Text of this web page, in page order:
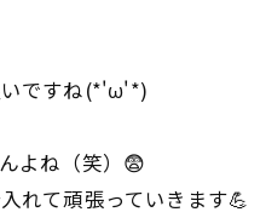
いですね(*'ω'*)
よね（笑）😨
れて頑張っていきます💪